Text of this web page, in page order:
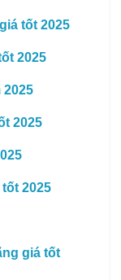
tốt 2025
2025
2025
2025
giá tốt